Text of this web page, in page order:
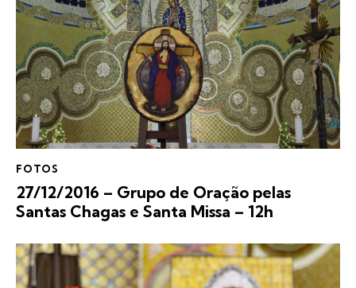
FOTOS
27/12/2016 – Grupo de Oração pelas
Santas Chagas e Santa Missa – 12h